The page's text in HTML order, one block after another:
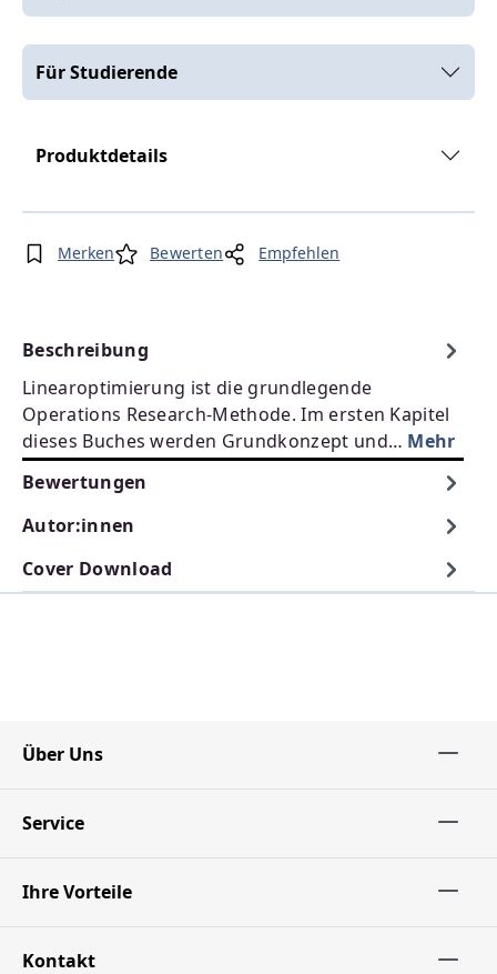
Für Studierende
Produktdetails
Merken Bewerten Empfehlen
Beschreibung
Linearoptimierung ist die grundlegende
Operations Research-Methode. Im ersten Kapitel
dieses Buches werden Grundkonzept und… Mehr
Bewertungen
Autor:innen
Cover Download
Über Uns
Service
Ihre Vorteile
Kontakt